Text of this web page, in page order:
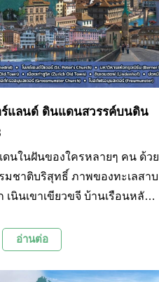
ร์แลนด์ ดินแดนสวรรค์บนดิน
นในฝันของใครหลายๆ คน ด้วย
มชาติบริสุทธิ์ ภาพของทะเลสาบ
เนินเขาเขียวขจี บ้านเรือนหลัง
เป็นแนวยาวโอบล้อมดินแดนที่
องทวีปยุโรปแห่งนี้ ไปจนถึง
วัติศาสตร์ วัฒนธรรม และ
อ่านต่อ